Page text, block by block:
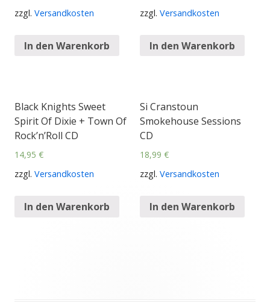
zzgl. Versandkosten
In den Warenkorb
zzgl. Versandkosten
In den Warenkorb
Black Knights Sweet
Spirit Of Dixie + Town Of
Rock’n’Roll CD
14,95 €
zzgl. Versandkosten
In den Warenkorb
Si Cranstoun
Smokehouse Sessions
CD
18,99 €
zzgl. Versandkosten
In den Warenkorb